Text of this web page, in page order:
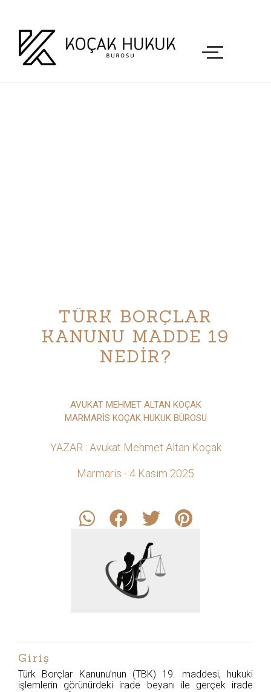
TÜRK BORÇLAR
KANUNU MADDE 19
NEDİR?
AVUKAT MEHMET ALTAN KOÇAK
MARMARİS KOÇAK HUKUK BÜROSU
YAZAR : Avukat Mehmet Altan Koçak
Marmaris - 4 Kasım 2025
Giriş
Türk Borçlar Kanunu’nun (TBK) 19. maddesi, hukuki
işlemlerin görünürdeki irade beyanı ile gerçek irade